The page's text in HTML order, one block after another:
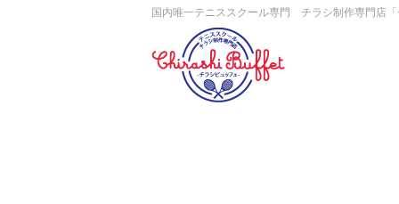
国内唯一テニススクール専門 チラシ制作専門店